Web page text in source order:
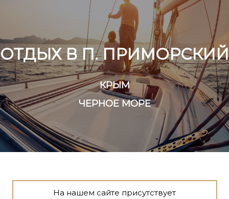
ОТДЫХ В П. ПРИМОРСКИЙ
КРЫМ
ЧЕРНОЕ МОРЕ
На нашем сайте присутствует